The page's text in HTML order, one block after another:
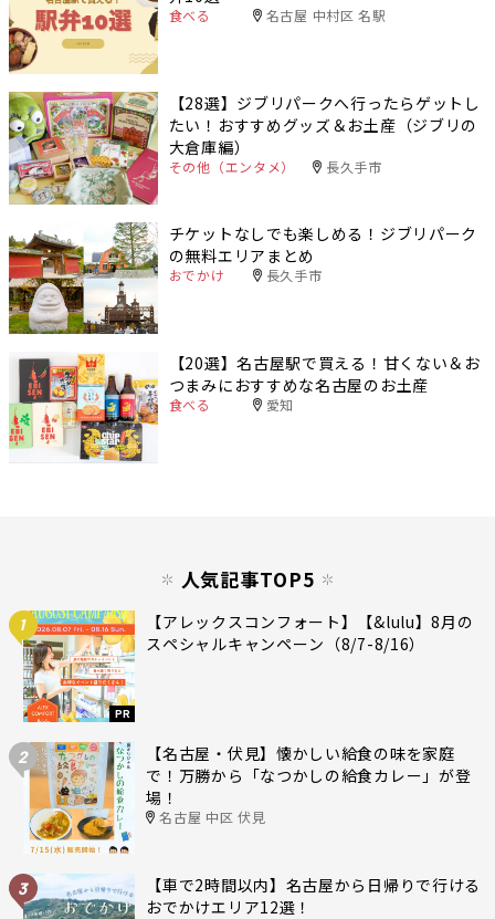
食べる 名古屋 中村区 名駅
【28選】ジブリパークへ行ったらゲットし
たい！おすすめグッズ＆お土産（ジブリの
大倉庫編）
その他（エンタメ） 長久手市
チケットなしでも楽しめる！ジブリパーク
の無料エリアまとめ
おでかけ 長久手市
【20選】名古屋駅で買える！甘くない＆お
つまみにおすすめな名古屋のお土産
食べる 愛知
人気記事TOP5
1
PR
【アレックスコンフォート】【&lulu】8月の
スペシャルキャンペーン（8/7-8/16）
2
【名古屋・伏見】懐かしい給食の味を家庭
で！万勝から「なつかしの給食カレー」が登
場！
名古屋 中区 伏見
3
【車で2時間以内】名古屋から日帰りで行ける
おでかけエリア12選！